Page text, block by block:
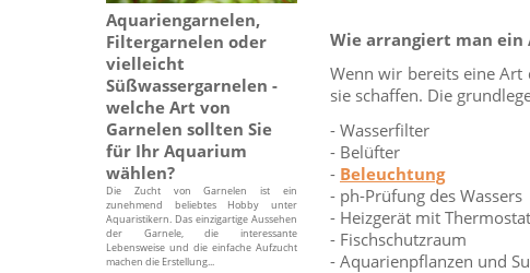
Aquariengarnelen,
Filtergarnelen oder
vielleicht
Süßwassergarnelen -
welche Art von
Garnelen sollten Sie
für Ihr Aquarium
wählen?
Die Zucht von Garnelen ist ein
zunehmend beliebtes Hobby unter
Aquaristikern. Das einzigartige Aussehen
der Garnele, die interessante
Lebensweise und die einfache Aufzucht
machen die Erstellung...
Wie arrangiert man ein
Wenn wir bereits eine Art
sie schaffen. Die
- Wasserfilter
- Belüfter
- Beleuchtung
- ph-Prüfung des Wassers
- Heizgerät mit
- Fischschutzraum
- Aquarienpflanzen und